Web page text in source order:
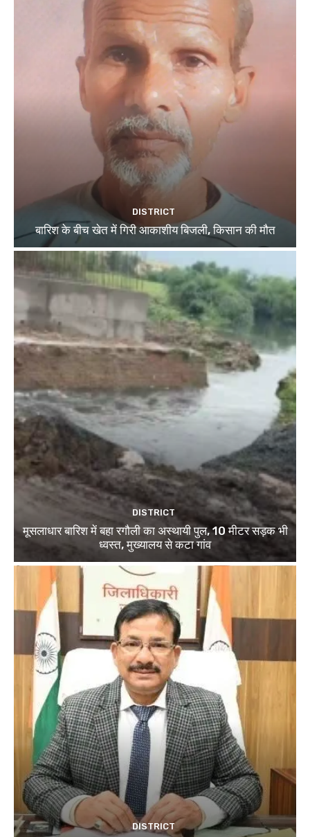
DISTRICT
बारिश के बीच खेत में गिरी आकाशीय बिजली, किसान की मौत
DISTRICT
मूसलाधार बारिश में बहा रगौली का अस्थायी पुल, 10 मीटर सड़क भी
ध्वस्त, मुख्यालय से कटा गांव
DISTRICT